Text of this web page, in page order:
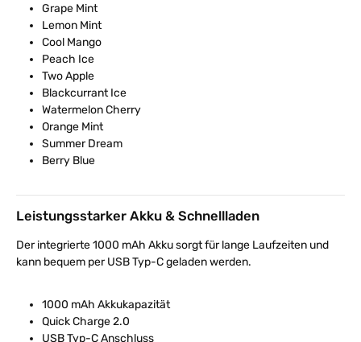
Grape Mint
Lemon Mint
Cool Mango
Peach Ice
Two Apple
Blackcurrant Ice
Watermelon Cherry
Orange Mint
Summer Dream
Berry Blue
Leistungsstarker Akku & Schnellladen
Der integrierte 1000 mAh Akku sorgt für lange Laufzeiten und
kann bequem per USB Typ-C geladen werden.
1000 mAh Akkukapazität
Quick Charge 2.0
USB Typ-C Anschluss